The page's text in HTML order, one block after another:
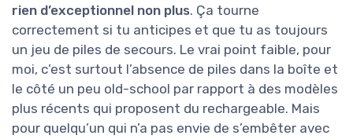
rien d’exceptionnel non plus. Ça tourne
correctement si tu anticipes et que tu as toujours
un jeu de piles de secours. Le vrai point faible, pour
moi, c’est surtout l’absence de piles dans la boîte et
le côté un peu old-school par rapport à des modèles
plus récents qui proposent du rechargeable. Mais
pour quelqu’un qui n’a pas envie de s’embêter avec